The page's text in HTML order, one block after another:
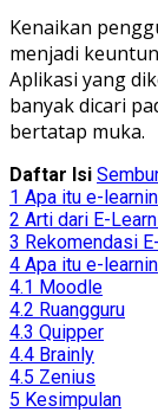
Kenaikan
menjadi
Aplikasi yang
banyak dicari
bertatap muka.
Daftar Isi
1 Apa itu e-
2 Arti dari E-
3 Rekomendasi
4 Apa itu e-
4.1 Moodle
4.2 Ruangguru
4.3 Quipper
4.4 Brainly
4.5 Zenius
5 Kesimpulan